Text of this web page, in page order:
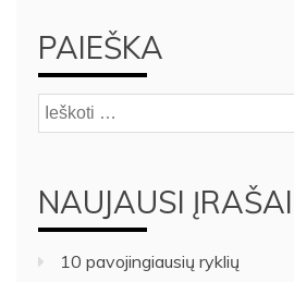
PAIEŠKA
Ieškoti:
NAUJAUSI ĮRAŠAI
10 pavojingiausių ryklių